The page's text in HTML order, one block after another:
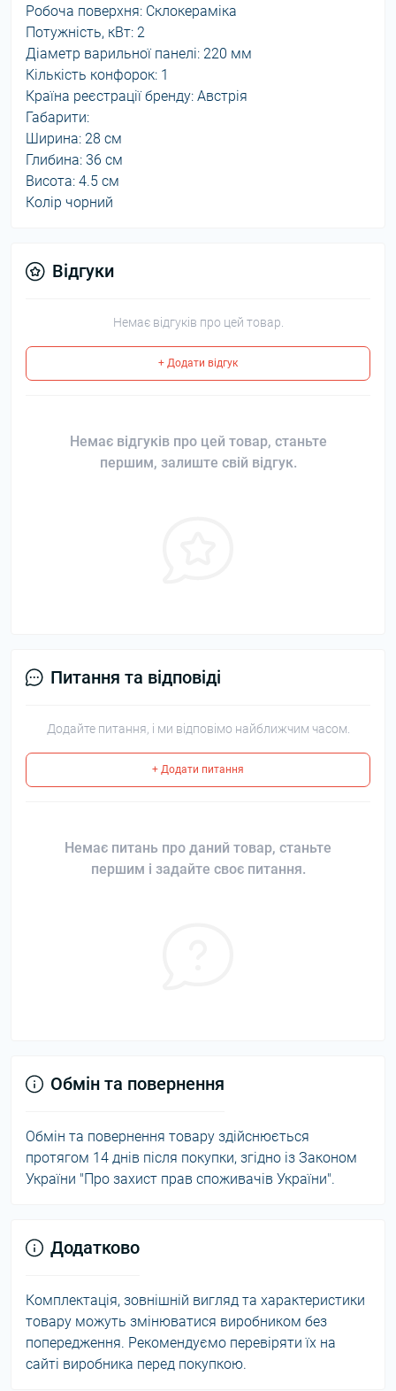
Робоча поверхня: Склокераміка
Потужність, кВт: 2
Діаметр варильної панелі: 220 мм
Кількість конфорок: 1
Країна реєстрації бренду: Австрія
Габарити:
Ширина: 28 см
Глибина: 36 см
Висота: 4.5 см
Колір чорний
Відгуки
Немає відгуків про цей товар.
+ Додати відгук
Немає відгуків про цей товар, станьте
першим, залиште свій відгук.
Питання та відповіді
Додайте питання, і ми відповімо найближчим часом.
+ Додати питання
Немає питань про даний товар, станьте
першим і задайте своє питання.
Обмін та повернення
Обмін та повернення товару здійснюється
протягом 14 днів після покупки, згідно із Законом
України "Про захист прав споживачів України".
Додатково
Комплектація, зовнішній вигляд та характеристики
товару можуть змінюватися виробником без
попередження. Рекомендуємо перевіряти їх на
сайті виробника перед покупкою.